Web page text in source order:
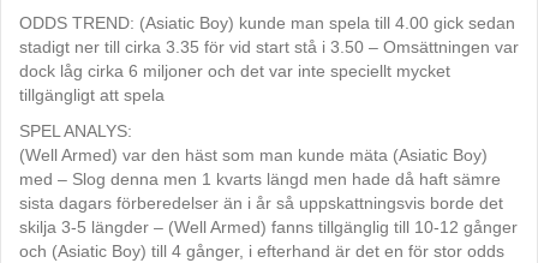
ODDS TREND: (Asiatic Boy) kunde man spela till 4.00 gick sedan
stadigt ner till cirka 3.35 för vid start stå i 3.50 – Omsättningen var
dock låg cirka 6 miljoner och det var inte speciellt mycket
tillgängligt att spela
SPEL ANALYS:
(Well Armed) var den häst som man kunde mäta (Asiatic Boy)
med – Slog denna men 1 kvarts längd men hade då haft sämre
sista dagars förberedelser än i år så uppskattningsvis borde det
skilja 3-5 längder – (Well Armed) fanns tillgänglig till 10-12 gånger
och (Asiatic Boy) till 4 gånger, i efterhand är det en för stor odds